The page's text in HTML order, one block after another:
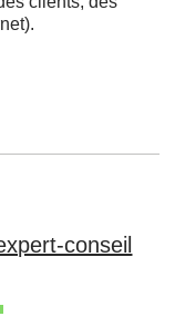
conseil